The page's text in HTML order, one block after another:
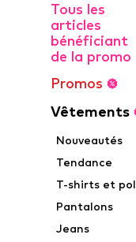
Tous les
articles
bénéficiant
de la promo
Promos
Vêtements
Nouveautés
Tendance
T-shirts et
Pantalons
Jeans